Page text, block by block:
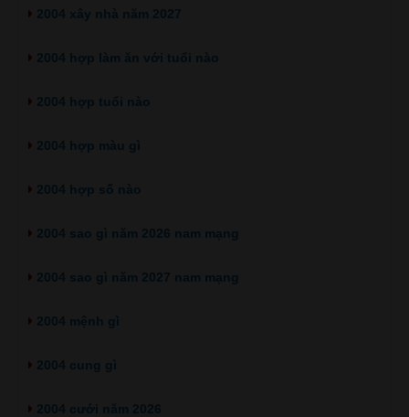
2004 xây nhà năm 2027
2004 hợp làm ăn với tuổi nào
2004 hợp tuổi nào
2004 hợp màu gì
2004 hợp số nào
2004 sao gì năm 2026 nam mạng
2004 sao gì năm 2027 nam mạng
2004 mệnh gì
2004 cung gì
2004 cưới năm 2026